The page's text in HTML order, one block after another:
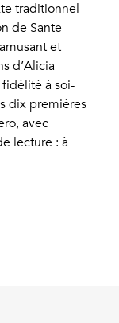
traditionnel
de Sante
et
d’Alicia
fidélité à soi-
dix premières
avec
lecture : à